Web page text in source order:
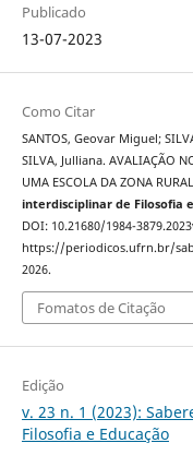
Publicado
13-07-2023
Como Citar
SANTOS, Geovar Miguel;
SILVA, Julliana. AVALIAÇÃO
UMA ESCOLA DA ZONA
interdisciplinar de Filosofia
DOI: 10.21680/1984-
https://periodicos.ufrn.br/
2026.
Fomatos de Citação
Edição
v. 23 n. 1 (2023):
Filosofia e Educação